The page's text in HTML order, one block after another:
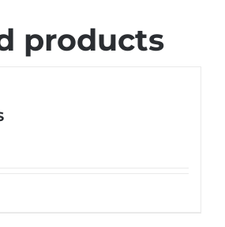
products